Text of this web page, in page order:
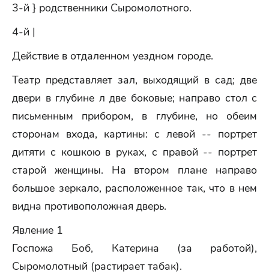
3-й } родственники Сыромолотного.
4-й |
Действие в отдаленном уездном городе.
Театр представляет зал, выходящий в сад; две
двери в глубине л две боковые; направо стол с
письменным прибором, в глубине, но обеим
сторонам входа, картины: с левой -- портрет
дитяти с кошкою в руках, с правой -- портрет
старой женщины. На втором плане направо
большое зеркало, расположенное так, что в нем
видна противоположная дверь.
Явление 1
Госпожа Боб, Катерина (за работой),
Сыромолотный (растирает табак).